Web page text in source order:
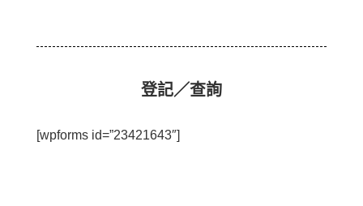
登記／查詢
[wpforms id=”23421643″]